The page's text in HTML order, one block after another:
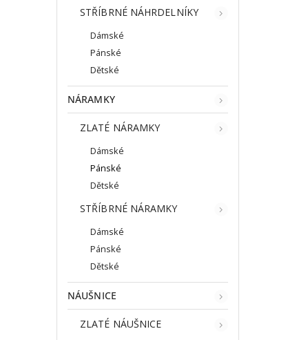
STŘÍBRNÉ NÁHRDELNÍKY
Dámské
Pánské
Dětské
NÁRAMKY
ZLATÉ NÁRAMKY
Dámské
Pánské
Dětské
STŘÍBRNÉ NÁRAMKY
Dámské
Pánské
Dětské
NÁUŠNICE
ZLATÉ NÁUŠNICE